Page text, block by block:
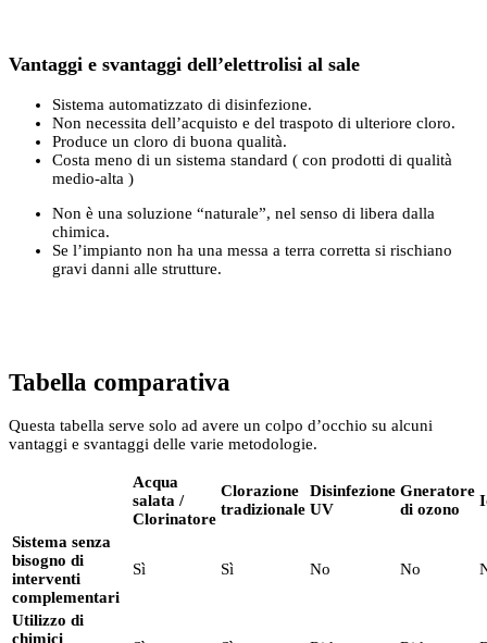
Vantaggi e svantaggi dell’elettrolisi al sale
Sistema automatizzato di disinfezione.
Non necessita dell’acquisto e del traspoto di ulteriore cloro.
Produce un cloro di buona qualità.
Costa meno di un sistema standard ( con prodotti di qualità
medio-alta )
Non è una soluzione “naturale”, nel senso di libera dalla
chimica.
Se l’impianto non ha una messa a terra corretta si rischiano
gravi danni alle strutture.
Tabella comparativa
Questa tabella serve solo ad avere un colpo d’occhio su alcuni
vantaggi e svantaggi delle varie metodologie.
Acqua
salata /
Clorinatore
Clorazione
tradizionale
Disinfezione
UV
Gneratore
di ozono
Sistema senza
bisogno di
interventi
complementari
Sì Sì No No
Utilizzo di
chimici